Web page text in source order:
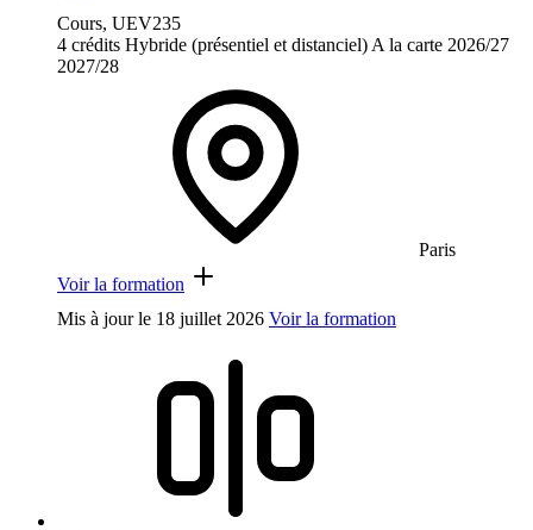
Cours, UEV235
4 crédits Hybride (présentiel et distanciel) A la carte 2026/27
2027/28
Paris
Voir la formation
Mis à jour le 18 juillet 2026 Voir la formation